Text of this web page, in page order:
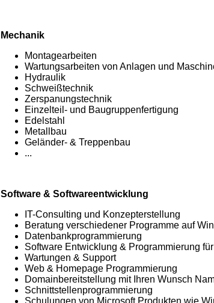
Mechanik
Montagearbeiten
Wartungsarbeiten von Anlagen und
Hydraulik
Schweißtechnik
Zerspanungstechnik
Einzelteil- und Baugruppenfertigung
Edelstahl
Metallbau
Geländer- & Treppenbau
...
Software & Softwareentwicklung
IT-Consulting und Konzepterstellung
Beratung verschiedener Programme auf
Datenbankprogrammierung
Software Entwicklung & Programmierung
Wartungen & Support
Web & Homepage Programmierung
Domainbereitstellung mit Ihren Wunsch
Schnittstellenprogrammierung
Schulungen von Microsoft Produkten wie